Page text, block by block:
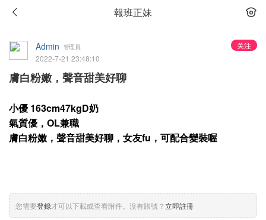
報班正妹
关注
Admin 管理員
2022-7-21 23:48:10
膚白粉嫩，聲音甜美好聊
小優 163cm47kgD奶
氣質優，OL兼職
膚白粉嫩，聲音甜美好聊，女友fu，可配合變裝喔
您需要登錄才可以下載或查看附件。沒有賬號？立即註冊